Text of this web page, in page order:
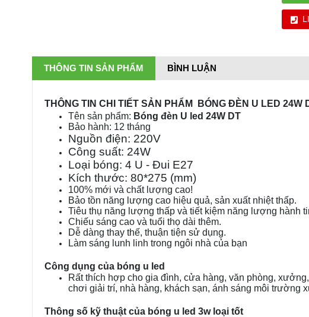
THÔNG TIN SẢN PHẨM BÌNH LUẬN
THÔNG TIN CHI TIẾT SẢN PHẨM BÓNG ĐÈN U LED 24W
Tên sản phẩm: Bóng đèn U led 24W DT
Bảo hành: 12 tháng
Nguồn điện: 220V
Công suất: 24W
Loại bóng: 4 U - Đui E27
Kích thước: 80*275 (mm)
100% mới và chất lượng cao!
Bảo tồn năng lượng cao hiệu quả, sản xuất nhiệt thấp.
Tiêu thụ năng lượng thấp và tiết kiệm năng lượng hành
Chiếu sáng cao và tuổi thọ dài thêm.
Dễ dàng thay thế, thuận tiện sử dụng.
Làm sáng lunh linh trong ngôi nhà của bạn
Công dụng của bóng u led
Rất thích hợp cho gia đình, cửa hàng, văn phòng,
chơi giải trí, nhà hàng, khách sạn, ánh sáng môi trường
Thông số kỹ thuật của bóng u led 3w loại tốt